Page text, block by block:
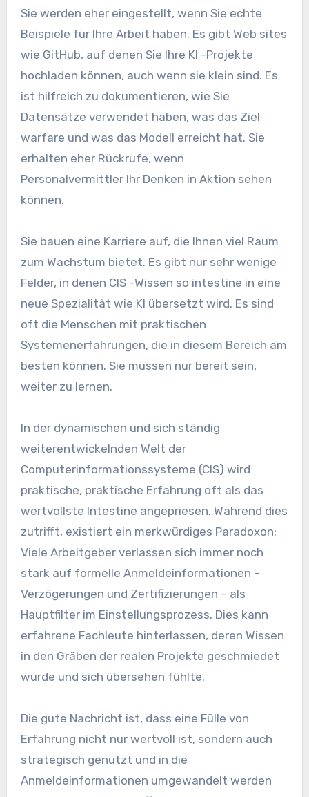
Sie werden eher eingestellt, wenn Sie echte
Beispiele für Ihre Arbeit haben. Es gibt Web sites
wie GitHub, auf denen Sie Ihre KI -Projekte
hochladen können, auch wenn sie klein sind. Es
ist hilfreich zu dokumentieren, wie Sie
Datensätze verwendet haben, was das Ziel
warfare und was das Modell erreicht hat. Sie
erhalten eher Rückrufe, wenn
Personalvermittler Ihr Denken in Aktion sehen
können.
Sie bauen eine Karriere auf, die Ihnen viel Raum
zum Wachstum bietet. Es gibt nur sehr wenige
Felder, in denen CIS -Wissen so intestine in eine
neue Spezialität wie KI übersetzt wird. Es sind
oft die Menschen mit praktischen
Systemenerfahrungen, die in diesem Bereich am
besten können. Sie müssen nur bereit sein,
weiter zu lernen.
In der dynamischen und sich ständig
weiterentwickelnden Welt der
Computerinformationssysteme (CIS) wird
praktische, praktische Erfahrung oft als das
wertvollste Intestine angepriesen. Während dies
zutrifft, existiert ein merkwürdiges Paradoxon:
Viele Arbeitgeber verlassen sich immer noch
stark auf formelle Anmeldeinformationen –
Verzögerungen und Zertifizierungen – als
Hauptfilter im Einstellungsprozess. Dies kann
erfahrene Fachleute hinterlassen, deren Wissen
in den Gräben der realen Projekte geschmiedet
wurde und sich übersehen fühlte.
Die gute Nachricht ist, dass eine Fülle von
Erfahrung nicht nur wertvoll ist, sondern auch
strategisch genutzt und in die
Anmeldeinformationen umgewandelt werden